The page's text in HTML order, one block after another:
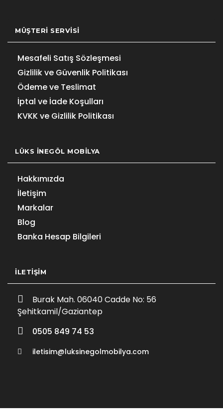
MÜŞTERI SERVISI
Mesafeli Satış Sözleşmesi
Gizlilik ve Güvenlik Politikası
Ödeme ve Teslimat
İptal ve İade Koşulları
KVKK ve Gizlilik Politikası
LÜKS İNEGÖL MOBILYA
Hakkımızda
İletişim
Markalar
Blog
Banka Hesap Bilgileri
İLETIŞIM
Burak Mah. 06040 Cadde No: 56
Şehitkamil/Gaziantep
0505 849 74 53
iletisim@luksinegolmobilya.com